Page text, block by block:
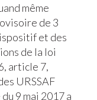
même
de 3
et des
de la loi
article 7,
URSSAF
9 mai 2017 a